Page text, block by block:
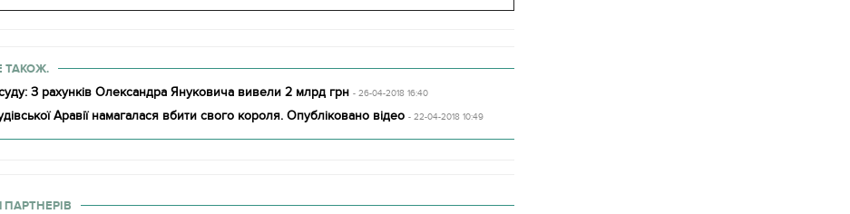
ТАКОЖ.
З рахунків Олександра Януковича вивели 2 млрд грн - 26-04-2018 16:40
Аравії намагалася вбити свого короля. Опубліковано відео - 22-04-2018 10:49